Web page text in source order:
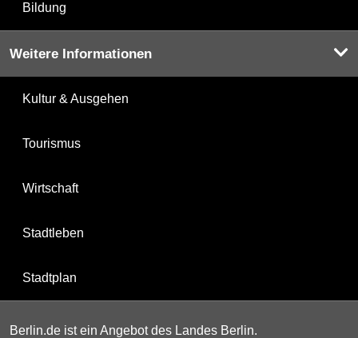
Bildung
Weitere Informationen
Kultur & Ausgehen
Tourismus
Wirtschaft
Stadtleben
Stadtplan
Berlin.de ist ein Angebot des Landes Berlin.